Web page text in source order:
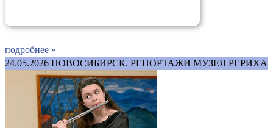
подробнее »
24.05.2026 НОВОСИБИРСК. РЕПОРТАЖИ МУЗЕЯ РЕРИХА